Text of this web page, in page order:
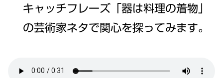
キャッチフレーズ「器は料理の着物」
の芸術家ネタで関心を探ってみます。